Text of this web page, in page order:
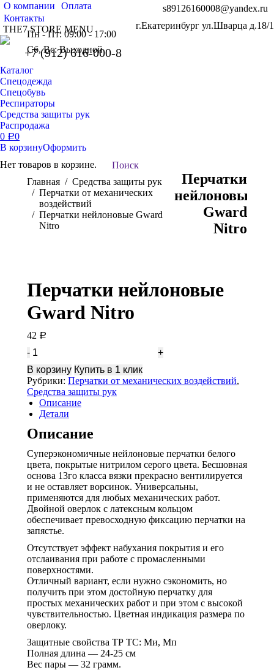
О компании
Оплата
Контакты
THE7 STORE MENU
s89126160008@yandex.ru
г.Екатеринбург ул.Шварца д.18/1
Пн - Пт: 09:00 - 17:00
Сб, Вс: Выходной
+7 (912) 616-000-8
Каталог
Спецодежда
Спецобувь
Респираторы
Средства защиты рук
Распродажа
0 Р0
В корзинуОформить
Нет товаров в корзине.
Поиск:
Поиск
Вы здесь:
Главная
Средства защиты рук
Перчатки от механических
воздействий
Перчатки нейлоновые Gward
Nitro
Перчатки
нейлоновые
Gward
Nitro
Перчатки нейлоновые
Gward Nitro
42 Р
Количество
нейлоновые
Gward
Nitro
В корзину Купить в 1 клик
Рубрики: Перчатки от механических воздействий,
Средства защиты рук
Описание
Детали
Описание
Суперэкономичные нейлоновые перчатки белого
цвета, покрытые нитрилом серого цвета. Бесшовная
основа 13го класса вязки прекрасно вентилируется
и не оставляет ворсинок. Универсальны,
применяются для любых механических работ.
Двойной оверлок с латексным кольцом
обеспечивает превосходную фиксацию перчатки на
запястье.
Отсутствует эффект набухания покрытия и его
отслаивания при работе с промасленными
поверхностями.
Отличный вариант, если нужно сэкономить, но
получить при этом достойную перчатку для
простых механических работ и при этом с высокой
чувствительностью. Цветная индикация размера по
оверлоку.
Защитные свойства ТР ТС: Ми, Мп
Полная длина — 24-25 см
Вес пары — 32 грамм.